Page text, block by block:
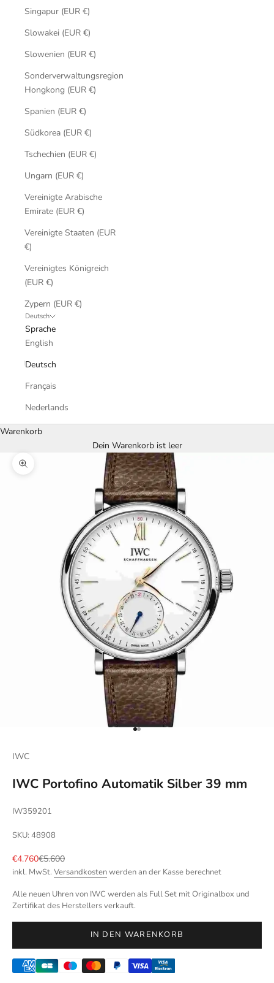
Singapur (EUR €)
Slowakei (EUR €)
Slowenien (EUR €)
Sonderverwaltungsregion
Hongkong (EUR €)
Spanien (EUR €)
Südkorea (EUR €)
Tschechien (EUR €)
Ungarn (EUR €)
Vereinigte Arabische
Emirate (EUR €)
Vereinigte Staaten (EUR
€)
Vereinigtes Königreich
(EUR €)
Zypern (EUR €)
Deutsch
Sprache
English
Deutsch
Français
Nederlands
Warenkorb
Dein Warenkorb ist leer
Bild vergrößern
Gehe zu Element 1
Gehe zu Element 2
IWC
IWC Portofino Automatik Silber 39 mm
IW359201
SKU: 48908
Angebot
€4.760Regulärer Preis
€5.600
inkl. MwSt. Versandkostenwerden an der Kasse berechnet
Alle neuen Uhren von IWC werden als Full Set mit Originalbox und
Zertifikat des Herstellers verkauft.
IN DEN WARENKORB